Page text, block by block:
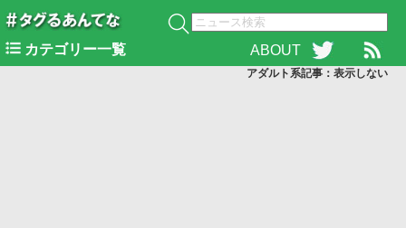
カテゴリー一覧 ABOUT
アダルト系記事：表示しない